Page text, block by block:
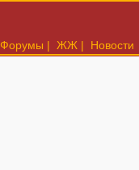
Форумы | ЖЖ | Новости